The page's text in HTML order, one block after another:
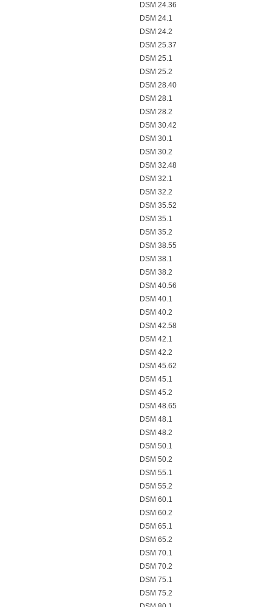
DSM 24.36
DSM 24.1
DSM 24.2
DSM 25.37
DSM 25.1
DSM 25.2
DSM 28.40
DSM 28.1
DSM 28.2
DSM 30.42
DSM 30.1
DSM 30.2
DSM 32.48
DSM 32.1
DSM 32.2
DSM 35.52
DSM 35.1
DSM 35.2
DSM 38.55
DSM 38.1
DSM 38.2
DSM 40.56
DSM 40.1
DSM 40.2
DSM 42.58
DSM 42.1
DSM 42.2
DSM 45.62
DSM 45.1
DSM 45.2
DSM 48.65
DSM 48.1
DSM 48.2
DSM 50.1
DSM 50.2
DSM 55.1
DSM 55.2
DSM 60.1
DSM 60.2
DSM 65.1
DSM 65.2
DSM 70.1
DSM 70.2
DSM 75.1
DSM 75.2